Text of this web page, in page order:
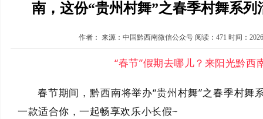
南，这份“贵州村舞”之春季村舞系列
作者： 来源：中国黔西南微信公众号 阅读： 471 时间：
“春节”假期去哪儿？来阳光黔西
春节期间，黔西南将举办“贵州村舞”之春季村舞
一款适合你，一起畅享欢乐小长假~